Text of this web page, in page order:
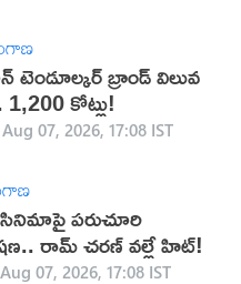
టెండూల్కర్ బ్రాండ్ విలువ
కోట్లు!
Aug 07, 2026, 17:08 IST
సినిమాపై పరుచూరి
రామ్ చరణ్ వల్లే హిట్!
Aug 07, 2026, 17:08 IST